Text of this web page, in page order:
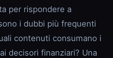
per rispondere a
i dubbi più frequenti
contenuti consumano i
decisori finanziari? Una